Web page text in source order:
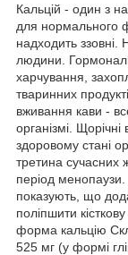
Кальцій - один з
для нормального
надходить ззовні.
людини.
харчування,
тваринних
вживання кави -
організмі.
здоровому стані
третина сучасних
період менопаузи.
показують, що
поліпшити
форма кальцію
525 мг (у формі